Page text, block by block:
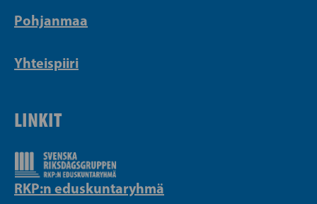
Pohjanmaa
Yhteispiiri
LINKIT
RKP:n eduskuntaryhmä